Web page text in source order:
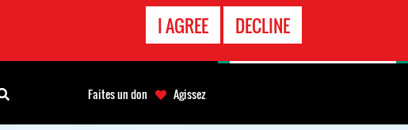
I AGREE DECLINE
Faites un don Agissez
D'URGENCE